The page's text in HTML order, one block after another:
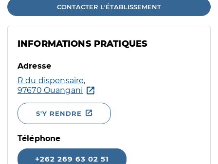
CONTACTER L'ÉTABLISSEMENT
INFORMATIONS PRATIQUES
Adresse
R du dispensaire,
97670 Ouangani
S'Y RENDRE
Téléphone
+262 269 63 02 51